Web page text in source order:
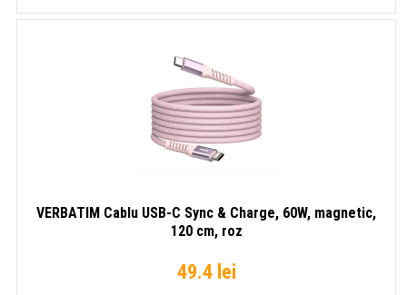
VERBATIM Cablu USB-C Sync & Charge, 60W, magnetic,
120 cm, roz
49.4 lei